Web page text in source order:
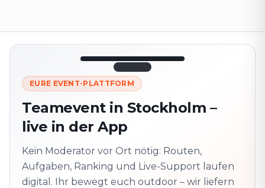
LIVE 12:45
Nächster
Punkt
320 m ·
zusammen
Vor Ort? QR-Code
Schaltet die nächste
EURE EVENT-PLATTFORM
Teamevent in Stockholm –
live in der App
Kein Moderator vor Ort nötig: Routen,
Aufgaben, Ranking und Live-Support laufen
digital. Ihr bewegt euch outdoor – wir liefern